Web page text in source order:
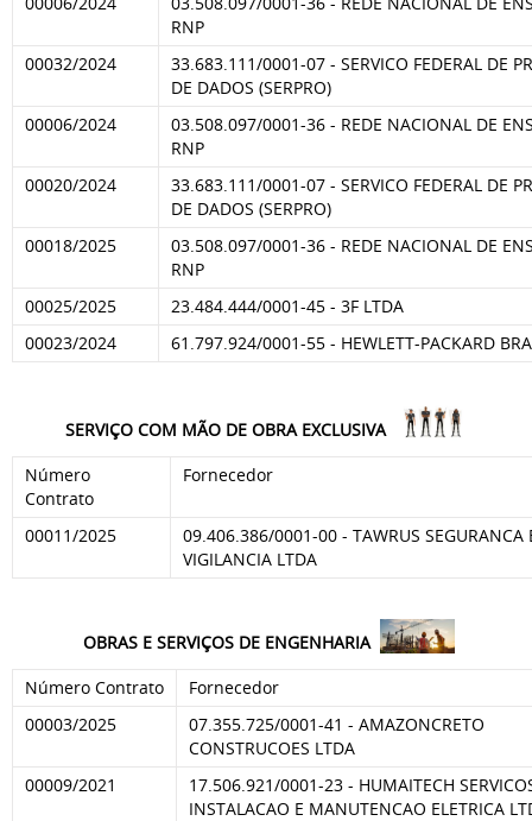
RNP
00032/2024
33.683.111/0001-07 - SERVICO FEDERAL DE
DE DADOS (SERPRO)
00006/2024
03.508.097/0001-36 - REDE NACIONAL DE
RNP
00020/2024
33.683.111/0001-07 - SERVICO FEDERAL DE
DE DADOS (SERPRO)
00018/2025
03.508.097/0001-36 - REDE NACIONAL DE
RNP
00025/2025
23.484.444/0001-45 - 3F LTDA
00023/2024
61.797.924/0001-55 - HEWLETT-PACKARD
SERVIÇO COM MÃO DE OBRA EXCLUSIVA
Número
Contrato
Fornecedor
00011/2025
09.406.386/0001-00 - TAWRUS SEGURANCA
VIGILANCIA LTDA
OBRAS E SERVIÇOS DE ENGENHARIA
Número Contrato
Fornecedor
00003/2025
07.355.725/0001-41 - AMAZONCRETO
CONSTRUCOES LTDA
00009/2021
17.506.921/0001-23 - HUMAITECH
INSTALACAO E MANUTENCAO ELETRICA